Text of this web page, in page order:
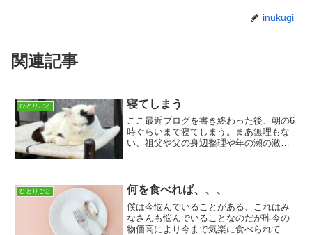
inukugi
関連記事
ひとりごと 寝てしまう
ここ最近ブログを書き終わった後、朝の6
時ぐらいまで寝てしまう。まあ無理もな
い、祖父や父の身辺整理や年の瀬の激務
いような焦燥感に襲われ...
ひとりごと 何を食べれば、、、
僕は今悩んでいることがある、これはみ
なさんも悩んでいることなのだが昨今の
物価高により今まで気楽に食べられてい